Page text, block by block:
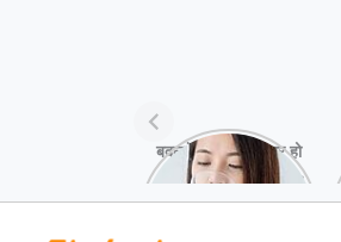
बदलते मौसम में अक्सर हो
जाती है गले में खराश,